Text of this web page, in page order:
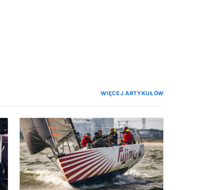
WIĘCEJ ARTYKUŁÓW